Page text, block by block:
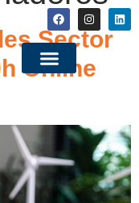
Sector
Online